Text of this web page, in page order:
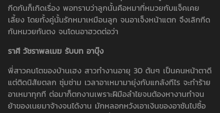
กีดกันก็เกิดเรื่อง พอทราบว่าลูกนั้นคือหมาที่หมวยกับแจ็คเคย
เลี้ยง โดยทั้งคู่นั้นรักหมาเหมือนลูก จนอาเจ็งหน้าแตก จึงเลิกกีด
กันหมวยกันตง จนโดนอาฮวดต่อว่า
ราศี วัชราพลเมฆ รับบท อาบุ๊ง
พี่สาวคนโตของบ้านเฮง สาวทำงานอายุ 30 ต้นๆ เป็นคนหน้าตาดี
แต่ติดนิสัยตลก ซุ่มซ่าม เวลาอาเหมามายุ่งกับแกล้งทีไร จะทำร้าย
อาเหมาทุกที ต่อมาก็ตกงานเพราะฝีมือลำไยจนต้องหางานทำจน
ย้าของเนยมาจ้างจนได้งาน มักหลอกหวังเอาเงินของอาซันไปซื้อ